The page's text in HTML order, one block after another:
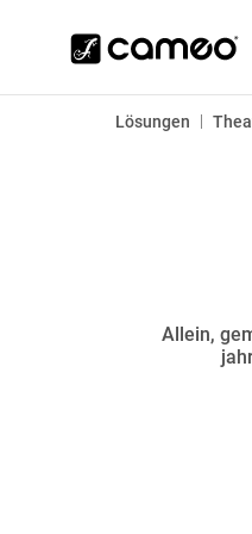
Lösungen |
Allein,